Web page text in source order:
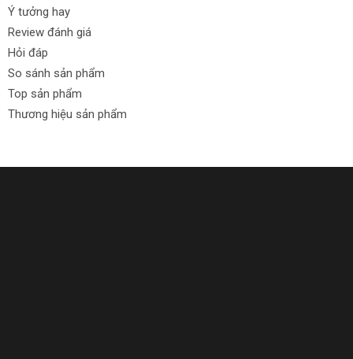
Ý tưởng hay
Review đánh giá
Hỏi đáp
So sánh sản phẩm
Top sản phẩm
Thương hiệu sản phẩm